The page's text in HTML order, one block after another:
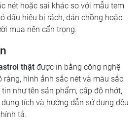
nét hoặc sai khác so với mẫu tem
dấu hiệu bị rách, dán chồng hoặc
mua nên cẩn trọng.
thật được in bằng công nghệ
ràng, hình ảnh sắc nét và màu sắc
như tên sản phẩm, cấp độ nhớt,
dung tích và hướng dẫn sử dụng đều
tả.